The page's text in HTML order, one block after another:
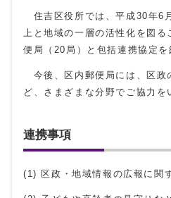
住吉区役所では、平成30年6
上と地域の一層の活性化を図る
便局（20局）と包括連携協定を
今後、区内郵便局には、区政
ど、さまざまな分野でご協力
連携事項
(1) 区政・地域情報の広報に関